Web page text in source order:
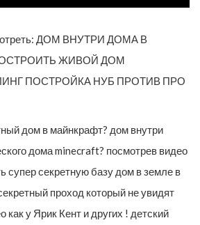
ДОМ ВНУТРИ ДОМА В
ЖИВОЙ ДОМ
ПОСТРОЙКА НУБ ПРОТИВ ПРО
дом в майнкрафт? дом внутри
дома minecraft? посмотрев видео
супер секретную базу дом в земле в
проход который не увидят
у Ярик Кент и других ! детский